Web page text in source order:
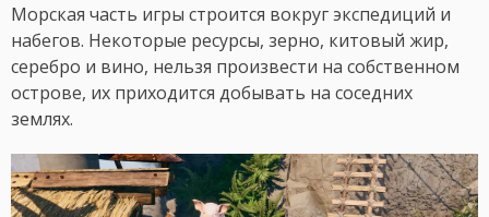
Морская часть игры строится вокруг экспедиций и
набегов. Некоторые ресурсы, зерно, китовый жир,
серебро и вино, нельзя произвести на собственном
острове, их приходится добывать на соседних
землях.